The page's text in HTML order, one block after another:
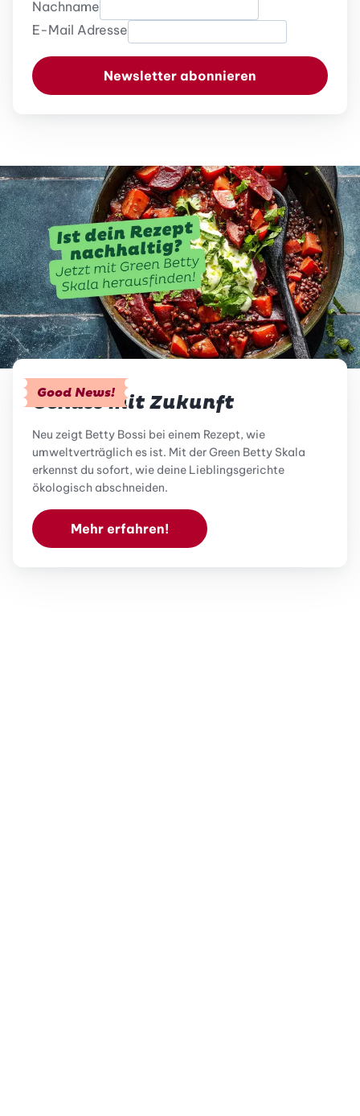
Nachname
E-Mail Adresse
Newsletter abonnieren
Good News!
Genuss mit Zukunft
Neu zeigt Betty Bossi bei einem Rezept, wie
umweltverträglich es ist. Mit der Green Betty Skala
erkennst du sofort, wie deine Lieblingsgerichte
ökologisch abschneiden.
Mehr erfahren!